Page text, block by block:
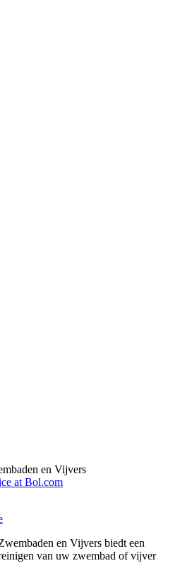
en Vijvers
at Bol.com
en Vijvers biedt een
van uw zwembad of vijver